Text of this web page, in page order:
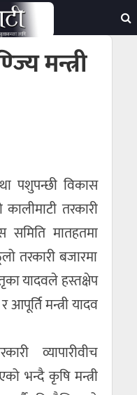
मन्त्री
पशुपन्छी विकास
कालीमाटी तरकारी
मातहतमा
तरकारी बजारमा
यादवले हस्तक्षेप
मन्त्री यादव
व्यापारीवीच
भन्दै कृषि मन्त्री